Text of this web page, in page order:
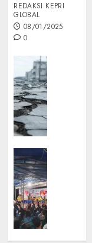
REDAKSI KEPRI
GLOBAL
08/01/2025
0